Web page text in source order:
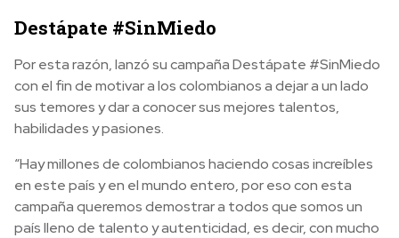
Destápate #SinMiedo
Por esta razón, lanzó su campaña Destápate #SinMiedo
con el fin de motivar a los colombianos a dejar a un lado
sus temores y dar a conocer sus mejores talentos,
habilidades y pasiones.
“Hay millones de colombianos haciendo cosas increíbles
en este país y en el mundo entero, por eso con esta
campaña queremos demostrar a todos que somos un
país lleno de talento y autenticidad, es decir, con mucho